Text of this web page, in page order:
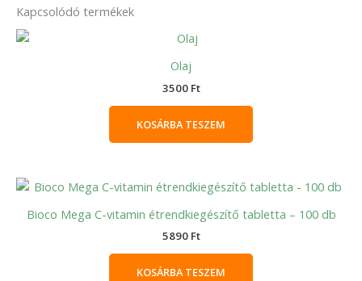
Kapcsolódó termékek
Olaj
3500 Ft
KOSÁRBA TESZEM
Bioco Mega C-vitamin étrendkiegészítő tabletta – 100 db
5890 Ft
KOSÁRBA TESZEM